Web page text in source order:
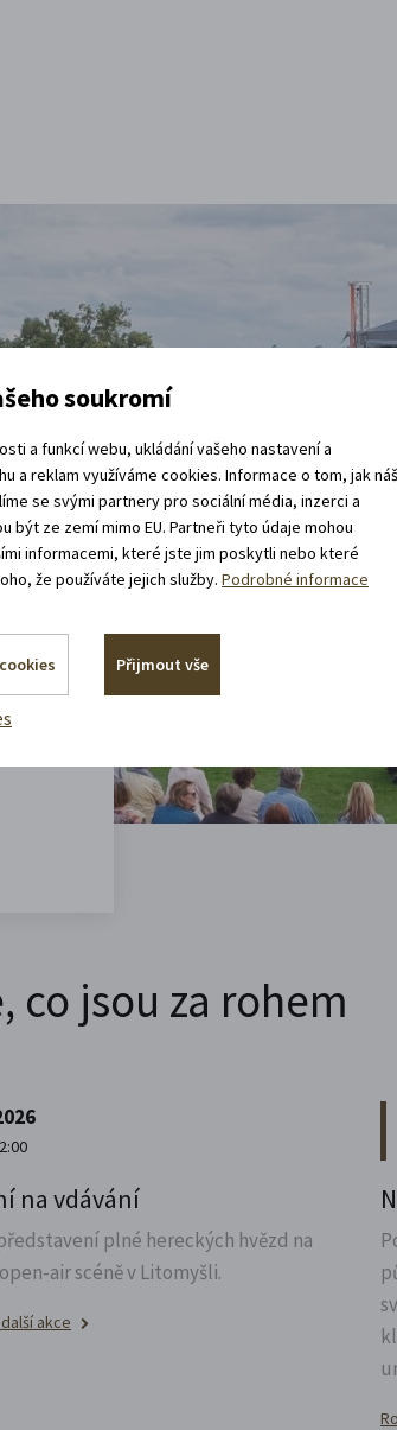
co jsou za rohem
na vdávání
plné hereckých hvězd na
air scéně v Litomyšli.
akce
soukromí
a funkcí webu, ukládání vašeho nastavení a
a reklam využíváme cookies. Informace o tom, jak
se svými partnery pro sociální média, inzerci a
být ze zemí mimo EU. Partneři tyto údaje mohou
informacemi, které jste jim poskytli nebo které
že používáte jejich služby.Podrobné informace
Přijmout vše